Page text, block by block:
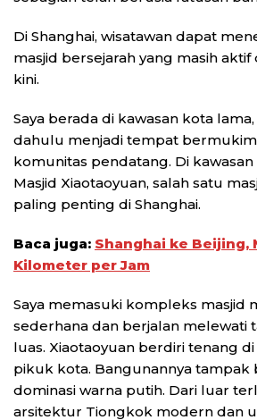
Di Shanghai, wisatawan dapat
masjid bersejarah yang masih
kini.
Saya berada di kawasan kota
dahulu menjadi tempat
komunitas pendatang. Di
Masjid Xiaotaoyuan, salah satu
paling penting di Shanghai.
Baca juga: Shanghai ke Beijing,
Kilometer per Jam
Saya memasuki kompleks masjid
sederhana dan berjalan melewati
luas. Xiaotaoyuan berdiri tenang
pikuk kota. Bangunannya tampak
dominasi warna putih. Dari luar
arsitektur Tiongkok modern dan